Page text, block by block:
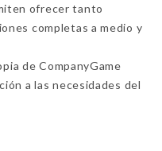
ofrecer tanto
completas a medio y
de CompanyGame
a las necesidades del